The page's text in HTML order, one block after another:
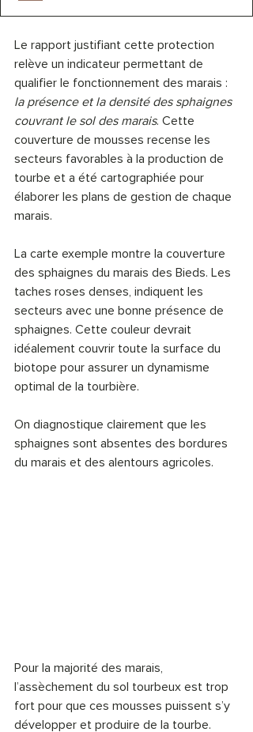
Le rapport justifiant cette protection
relève un indicateur permettant de
qualifier le fonctionnement des marais :
la présence et la densité des sphaignes
couvrant le sol des marais. Cette
couverture de mousses recense les
secteurs favorables à la production de
tourbe et a été cartographiée pour
élaborer les plans de gestion de chaque
marais.
La carte exemple montre la couverture
des sphaignes du marais des Bieds. Les
taches roses denses, indiquent les
secteurs avec une bonne présence de
sphaignes. Cette couleur devrait
idéalement couvrir toute la surface du
biotope pour assurer un dynamisme
optimal de la tourbière.
On diagnostique clairement que les
sphaignes sont absentes des bordures
du marais et des alentours agricoles.
Pour la majorité des marais,
l’assèchement du sol tourbeux est trop
fort pour que ces mousses puissent s’y
développer et produire de la tourbe.